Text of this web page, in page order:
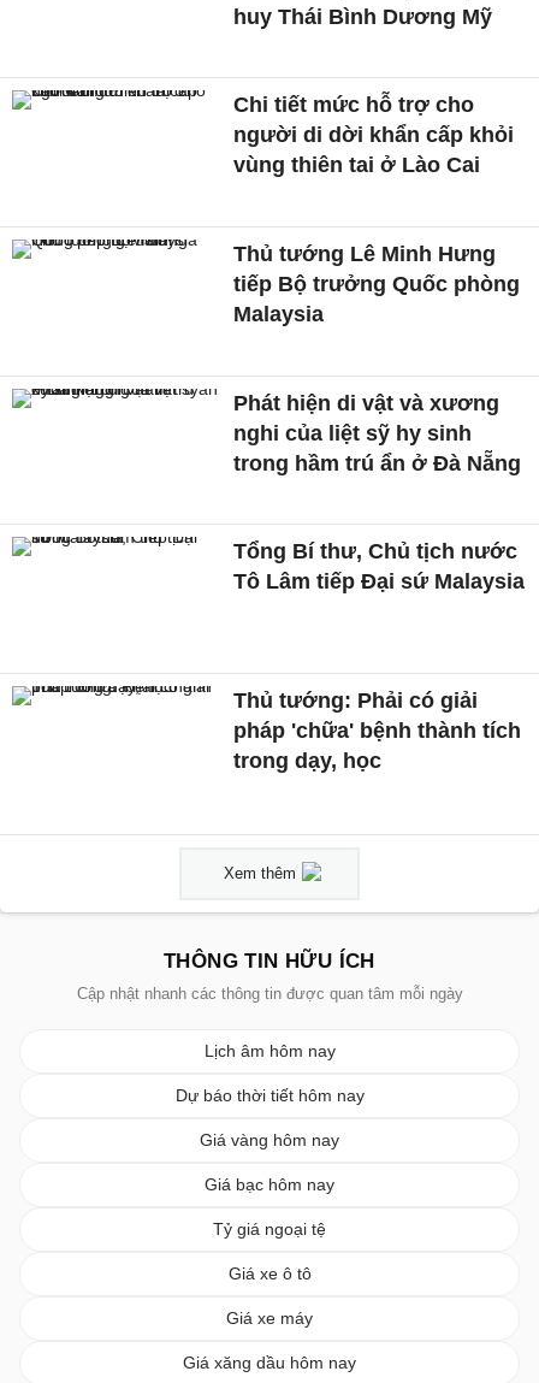
huy Thái Bình Dương Mỹ
Chi tiết mức hỗ trợ cho
người di dời khẩn cấp khỏi
vùng thiên tai ở Lào Cai
Thủ tướng Lê Minh Hưng
tiếp Bộ trưởng Quốc phòng
Malaysia
Phát hiện di vật và xương
nghi của liệt sỹ hy sinh
trong hầm trú ẩn ở Đà Nẵng
Tổng Bí thư, Chủ tịch nước
Tô Lâm tiếp Đại sứ Malaysia
Thủ tướng: Phải có giải
pháp 'chữa' bệnh thành tích
trong dạy, học
Xem thêm
THÔNG TIN HỮU ÍCH
Cập nhật nhanh các thông tin được quan tâm mỗi ngày
Lịch âm hôm nay
Dự báo thời tiết hôm nay
Giá vàng hôm nay
Giá bạc hôm nay
Tỷ giá ngoại tệ
Giá xe ô tô
Giá xe máy
Giá xăng dầu hôm nay